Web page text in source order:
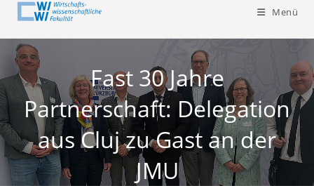
Menü
Fast 30 Jahre
Partnerschaft: Delegation
aus Cluj zu Gast an der
JMU